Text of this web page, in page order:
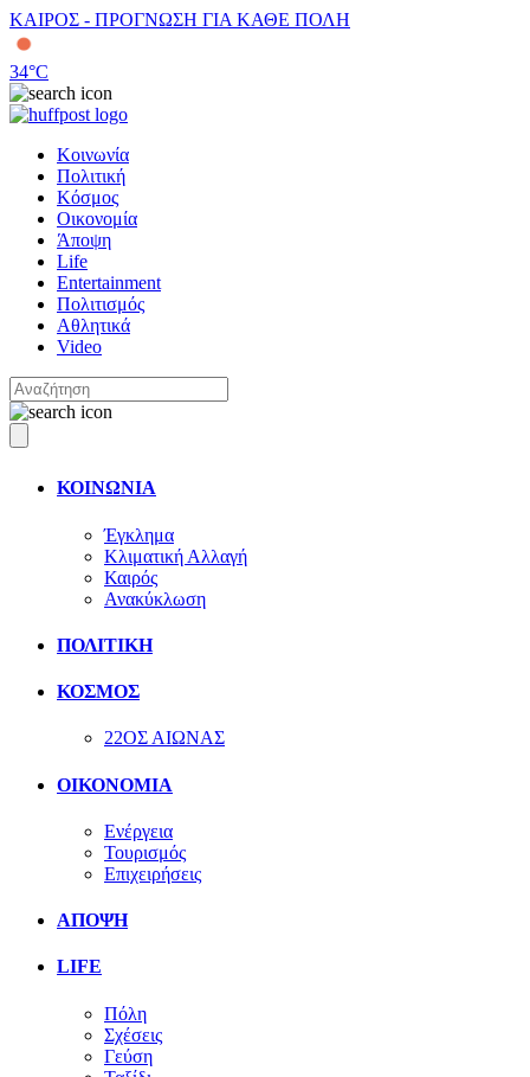
ΚΑΙΡΟΣ - ΠΡΟΓΝΩΣΗ ΓΙΑ ΚΑΘΕ ΠΟΛΗ
34°C
Κοινωνία
Πολιτική
Κόσμος
Οικονομία
Άποψη
Life
Entertainment
Πολιτισμός
Αθλητικά
Video
ΚΟΙΝΩΝΙΑ
Έγκλημα
Κλιματική Αλλαγή
Καιρός
Ανακύκλωση
ΠΟΛΙΤΙΚΗ
ΚΟΣΜΟΣ
22ΟΣ ΑΙΩΝΑΣ
ΟΙΚΟΝΟΜΙΑ
Ενέργεια
Τουρισμός
Επιχειρήσεις
ΑΠΟΨΗ
LIFE
Πόλη
Σχέσεις
Γεύση